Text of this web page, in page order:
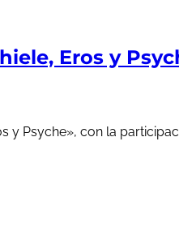
Eros y
Psyche», con la